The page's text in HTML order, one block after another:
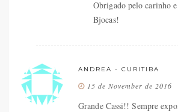
Obrigado pelo carinho
Bjocas!
ANDREA - CURITIBA
15 de November de 2016
Grande Cassi!! Sempre